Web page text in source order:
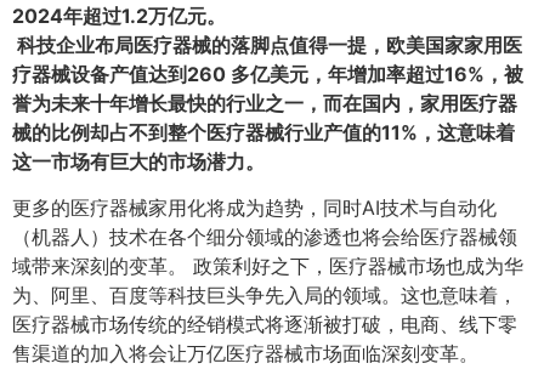
2024年超过1.2万亿元。
科技企业布局医疗器械的落脚点值得一提，欧美国家家用医
疗器械设备产值达到260 多亿美元，年增加率超过16%，被
誉为未来十年增长最快的行业之一，而在国内，家用医疗器
械的比例却占不到整个医疗器械行业产值的11%，这意味着
这一市场有巨大的市场潜力。
更多的医疗器械家用化将成为趋势，同时AI技术与自动化
（机器人）技术在各个细分领域的渗透也将会给医疗器械领
域带来深刻的变革。 政策利好之下，医疗器械市场也成为华
为、阿里、百度等科技巨头争先入局的领域。这也意味着，
医疗器械市场传统的经销模式将逐渐被打破，电商、线下零
售渠道的加入将会让万亿医疗器械市场面临深刻变革。